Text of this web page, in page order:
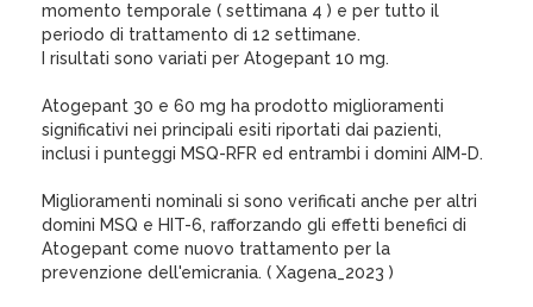
momento temporale ( settimana 4 ) e per tutto il
periodo di trattamento di 12 settimane.
I risultati sono variati per Atogepant 10 mg.
Atogepant 30 e 60 mg ha prodotto miglioramenti
significativi nei principali esiti riportati dai pazienti,
inclusi i punteggi MSQ-RFR ed entrambi i domini AIM-D.
Miglioramenti nominali si sono verificati anche per altri
domini MSQ e HIT-6, rafforzando gli effetti benefici di
Atogepant come nuovo trattamento per la
prevenzione dell'emicrania. ( Xagena_2023 )